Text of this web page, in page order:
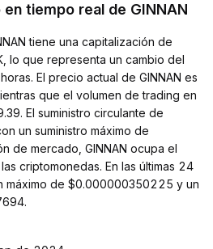
tiempo real de GINNAN
tiene una capitalización de
lo que representa un cambio del
El precio actual de GINNAN es
que el volumen de trading en
El suministro circulante de
un suministro máximo de
de mercado, GINNAN ocupa el
criptomonedas. En las últimas 24
máximo de $0.000000350225 y un